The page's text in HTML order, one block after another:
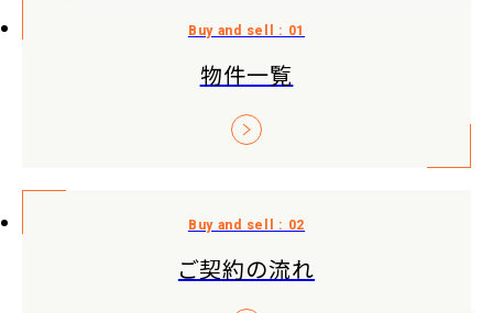
物件一覧
ご契約の流れ